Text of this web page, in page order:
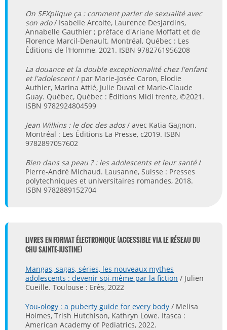
On SEXplique ça : comment parler de sexualité avec
son ado/ Isabelle Arcoite, Laurence Desjardins,
Annabelle Gauthier ; préface d'Ariane Moffatt et de
Florence Marcil-Denault. Montréal, Québec : Les
Éditions de l'Homme, 2021. ISBN 9782761956208
La douance et la double exceptionnalité chez l'enfant
et l'adolescent/ par Marie-Josée Caron, Elodie
Authier, Marina Attié, Julie Duval et Marie-Claude
Guay. Québec, Québec : Éditions Midi trente, ©2021.
ISBN 9782924804599
Jean Wilkins : le doc des ados/ avec Katia Gagnon.
Montréal : Les Éditions La Presse, c2019. ISBN
9782897057602
Bien dans sa peau ? : les adolescents et leur santé/
Pierre-André Michaud. Lausanne, Suisse : Presses
polytechniques et universitaires romandes, 2018.
ISBN 9782889152704
LIVRES EN FORMAT ÉLECTRONIQUE (ACCESSIBLE VIA LE RÉSEAU DU
CHU SAINTE-JUSTINE)
Mangas, sagas, séries, les nouveaux mythes
adolescents : devenir soi-même par la fiction / Julien
Cueille. Toulouse : Erès, 2022
You-ology : a puberty guide for every body / Melisa
Holmes, Trish Hutchison, Kathryn Lowe. Itasca :
American Academy of Pediatrics, 2022.